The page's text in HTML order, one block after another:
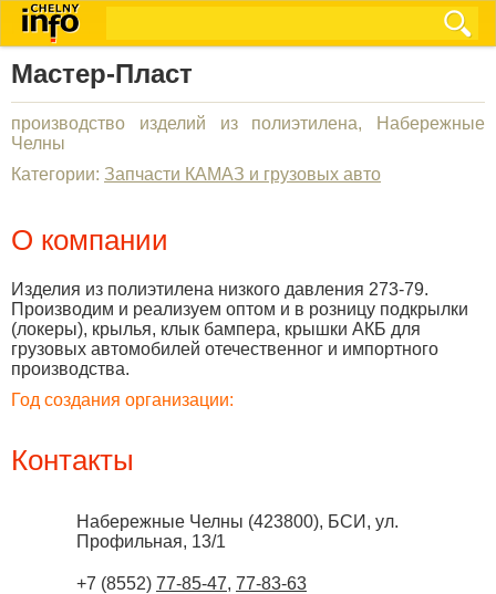
Мастер-Пласт
производство изделий из полиэтилена, Набережные
Челны
Категории: Запчасти КАМАЗ и грузовых авто
О компании
Изделия из полиэтилена низкого давления 273-79.
Производим и реализуем оптом и в розницу подкрылки
(локеры), крылья, клык бампера, крышки АКБ для
грузовых автомобилей отечественног и импортного
производства.
Год создания организации:
Контакты
Набережные Челны (423800), БСИ, ул.
Профильная, 13/1
+7 (8552) 77-85-47, 77-83-63